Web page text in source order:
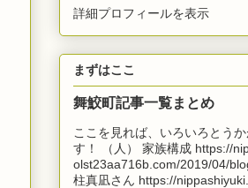
詳細プロフィールを表示
まずはここ
舞鮫町記事一覧まとめ
ここを見れば、いろいろとう
す！ （人） 家族構成 https://
olst23aa716b.com/2019/04/
柱真凪さん https://